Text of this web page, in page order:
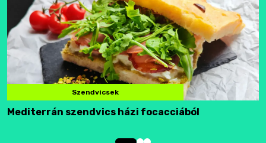
Szendvicsek
Mediterrán szendvics házi focacciából